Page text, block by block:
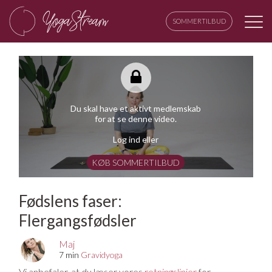
SOMMERTILBUD
Du skal have et aktivt medlemskab
for at se denne video.
Log ind eller
KØB SOMMERTILBUD
Fødslens faser:
Flergangsfødsler
Maj
7 min Gravidyoga